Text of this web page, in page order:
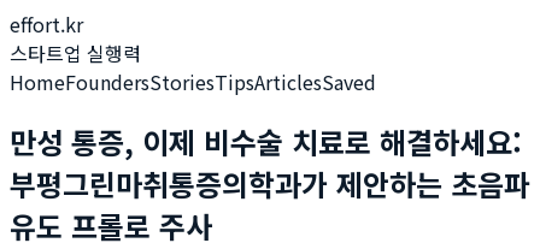
effort.kr
스타트업 실행력
HomeFoundersStoriesTipsArticlesSaved
만성 통증, 이제 비수술 치료로 해결하세요:
부평그린마취통증의학과가 제안하는 초음파
유도 프롤로 주사